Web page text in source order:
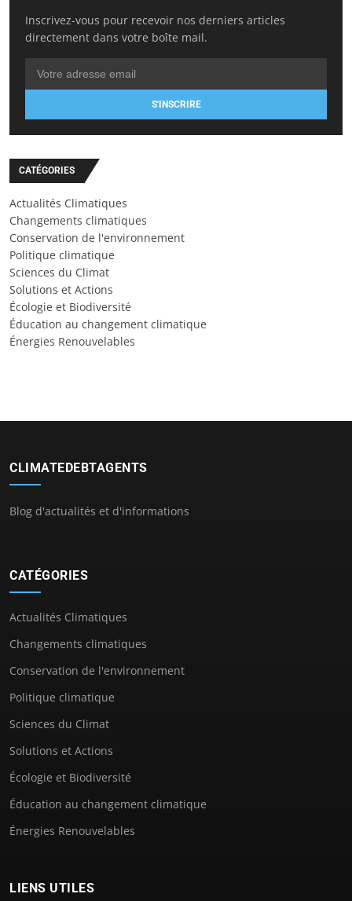
Inscrivez-vous pour recevoir nos derniers articles
directement dans votre boîte mail.
S'INSCRIRE
CATÉGORIES
Actualités Climatiques
Changements climatiques
Conservation de l'environnement
Politique climatique
Sciences du Climat
Solutions et Actions
Écologie et Biodiversité
Éducation au changement climatique
Énergies Renouvelables
CLIMATEDEBTAGENTS
Blog d'actualités et d'informations
CATÉGORIES
Actualités Climatiques
Changements climatiques
Conservation de l'environnement
Politique climatique
Sciences du Climat
Solutions et Actions
Écologie et Biodiversité
Éducation au changement climatique
Énergies Renouvelables
LIENS UTILES